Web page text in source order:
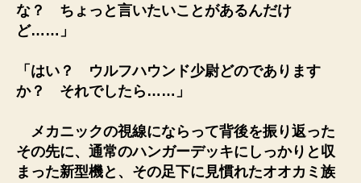
な？ ちょっと言いたいことがあるんだけ
ど……」
「はい？ ウルフハウンド少尉どのであります
か？ それでしたら……」
メカニックの視線にならって背後を振り返った
その先に、通常のハンガーデッキにしっかりと収
まった新型機と、その足下に見慣れたオオカミ族